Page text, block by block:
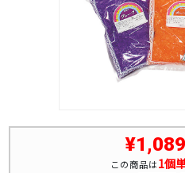
¥1,089
この商品は1個